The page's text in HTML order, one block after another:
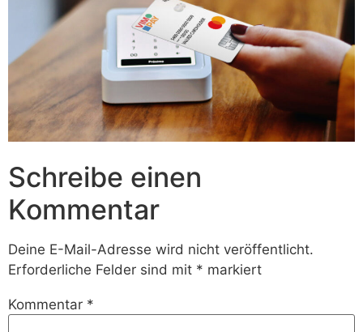
Schreibe einen
Kommentar
Deine E-Mail-Adresse wird nicht veröffentlicht.
Erforderliche Felder sind mit * markiert
Kommentar *